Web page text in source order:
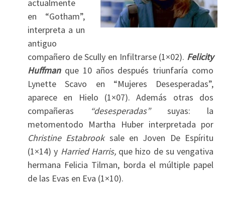
actualmente
en “Gotham”,
interpreta a un
antiguo
compañero de Scully en Infiltrarse (1×02). Felicity
Huffmanque 10 años después triunfaría como
Lynette Scavo en “Mujeres Desesperadas”,
aparece en Hielo (1×07). Además otras dos
compañeras
“desesperadas”suyas: la
metomentodo Martha Huber interpretada por
Christine Estabrooksale en Joven De Espíritu
(1×14) y Harried Harris, que hizo de su vengativa
hermana Felicia Tilman, borda el múltiple papel
de las Evas en Eva (1×10).